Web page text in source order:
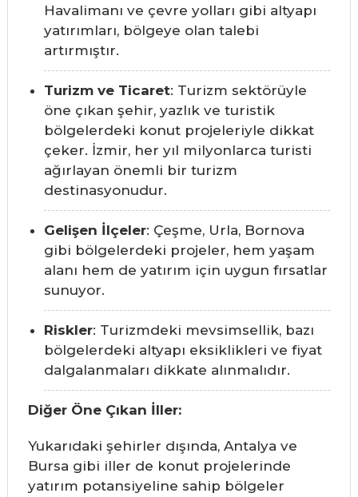
Havalimanı ve çevre yolları gibi altyapı
yatırımları, bölgeye olan talebi
artırmıştır.
Turizm ve Ticaret: Turizm sektörüyle
öne çıkan şehir, yazlık ve turistik
bölgelerdeki konut projeleriyle dikkat
çeker. İzmir, her yıl milyonlarca turisti
ağırlayan önemli bir turizm
destinasyonudur.
Gelişen İlçeler: Çeşme, Urla, Bornova
gibi bölgelerdeki projeler, hem yaşam
alanı hem de yatırım için uygun fırsatlar
sunuyor.
Riskler: Turizmdeki mevsimsellik, bazı
bölgelerdeki altyapı eksiklikleri ve fiyat
dalgalanmaları dikkate alınmalıdır.
Diğer Öne Çıkan İller:
Yukarıdaki şehirler dışında, Antalya ve
Bursa gibi iller de konut projelerinde
yatırım potansiyeline sahip bölgeler